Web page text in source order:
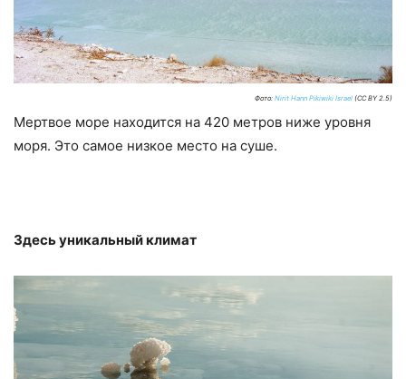
Фото: Nirit Hann Pikiwiki Israel (CC BY 2.5)
Мертвое море находится на 420 метров ниже уровня
моря. Это самое низкое место на суше.
Здесь уникальный климат